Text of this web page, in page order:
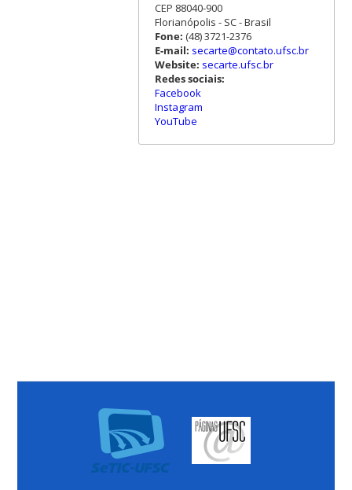
CEP 88040-900
Florianópolis - SC - Brasil
Fone: (48) 3721-2376
E-mail: secarte@contato.ufsc.br
Website: secarte.ufsc.br
Redes sociais:
Facebook
Instagram
YouTube